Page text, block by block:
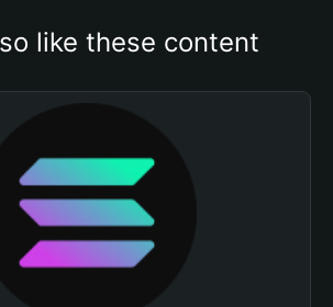
like these content